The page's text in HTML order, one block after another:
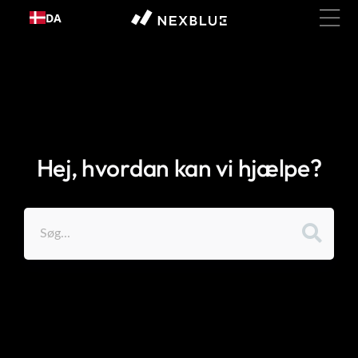
Gå til
indhold
DA
Hej, hvordan kan vi hjælpe?